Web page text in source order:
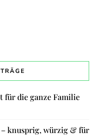
für die ganze Familie
knusprig, würzig & für